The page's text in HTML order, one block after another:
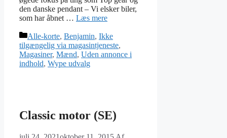
den danske pendant – Vi elsker biler,
som har åbnet … Læs mere
Kategorier
Alle-korte, Benjamin, Ikke
tilgængelig via magasintjeneste,
Magasiner, Mænd, Uden annonce i
indhold, Wype udvalg
Classic motor (SE)